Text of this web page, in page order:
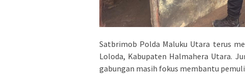
Satbrimob Polda Maluku Utara terus
Loloda, Kabupaten Halmahera Utara.
gabungan masih fokus membantu